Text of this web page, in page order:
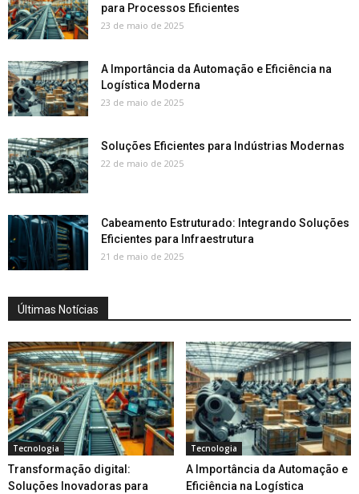
para Processos Eficientes
23 de maio de 2025
A Importância da Automação e Eficiência na
Logística Moderna
23 de maio de 2025
Soluções Eficientes para Indústrias Modernas
22 de maio de 2025
Cabeamento Estruturado: Integrando Soluções
Eficientes para Infraestrutura
21 de maio de 2025
Últimas Notícias
Tecnologia
Transformação digital:
Soluções Inovadoras para
Tecnologia
A Importância da Automação e
Eficiência na Logística